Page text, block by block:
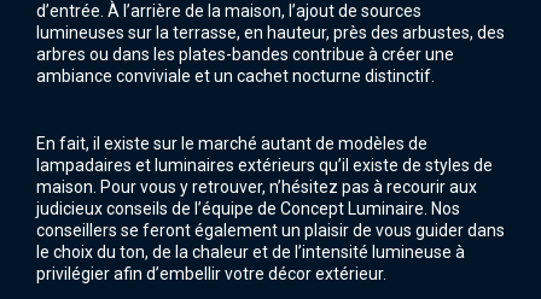
d’entrée. À l’arrière de la maison, l’ajout de sources
lumineuses sur la terrasse, en hauteur, près des arbustes, des
arbres ou dans les plates-bandes contribue à créer une
ambiance conviviale et un cachet nocturne distinctif.
En fait, il existe sur le marché autant de modèles de
lampadaires et luminaires extérieurs qu’il existe de styles de
maison. Pour vous y retrouver, n’hésitez pas à recourir aux
judicieux conseils de l’équipe de Concept Luminaire. Nos
conseillers se feront également un plaisir de vous guider dans
le choix du ton, de la chaleur et de l’intensité lumineuse à
privilégier afin d’embellir votre décor extérieur.